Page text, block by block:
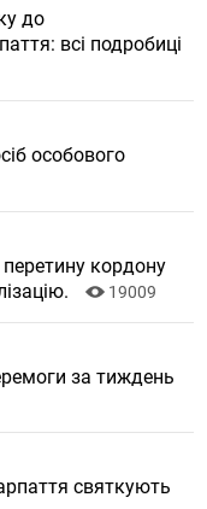
до
всі подробиці
особового
кордону
19009
за тиждень
святкують